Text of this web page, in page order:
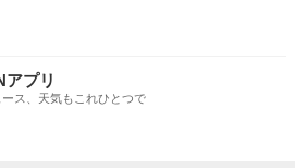
プリ
ス、天気もこれひとつで